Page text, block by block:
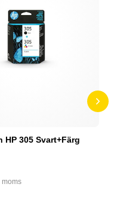
HP 305 Svart+Färg
moms